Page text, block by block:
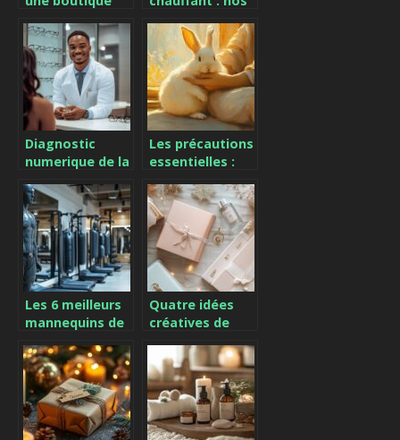
trouver la
trousse de
toilette idéale
comparatifs
pour 2024 – Les
bonnes
pratiques
d’utilisation
Diagnostic
numerique de la
trouver un
optometriste
competent et
fiable aux outils
innovants
Les précautions
essentielles :
un lapin sans
aggraver ses
problèmes de
peau
Les 6 meilleurs
mannequins de
pour
perfectionner
votre
entraînement
en MMA
Quatre idées
créatives de
personnalisés
pour émerveiller
vos proches